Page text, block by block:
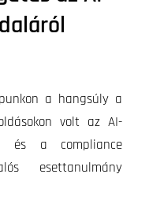
a hangsúly a
volt az AI-
és a compliance
esettanulmány